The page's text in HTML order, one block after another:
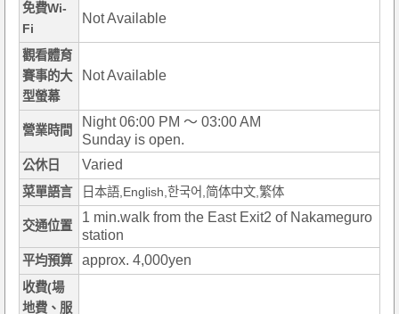
免費Wi-
Fi
Not Available
觀看體育
賽事的大
型螢幕
Not Available
營業時間
Night 06:00 PM ～ 03:00 AM
Sunday is open.
公休日 Varied
菜單語言 日本語,English,한국어,简体中文,繁体
交通位置
1 min.walk from the East Exit2 of Nakameguro
station
平均預算 approx. 4,000yen
收費(場
地費、服